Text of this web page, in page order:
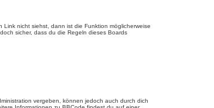
nicht siehst, dann ist die Funktion möglicherweise
sicher, dass du die Regeln dieses Boards
vergeben, können jedoch auch durch dich